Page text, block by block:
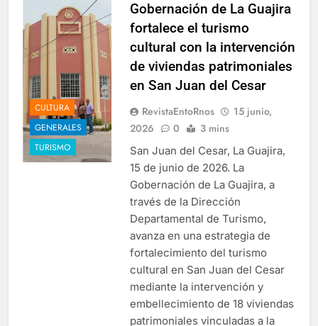
CULTURA
GENERALES
TURISMO
Gobernación de La Guajira
fortalece el turismo
cultural con la intervención
de viviendas patrimoniales
en San Juan del Cesar
RevistaEntoRnos
15 junio,
2026
0 3 mins
San Juan del Cesar, La Guajira,
15 de junio de 2026. La
Gobernación de La Guajira, a
través de la Dirección
Departamental de Turismo,
avanza en una estrategia de
fortalecimiento del turismo
cultural en San Juan del Cesar
mediante la intervención y
embellecimiento de 18 viviendas
patrimoniales vinculadas a la